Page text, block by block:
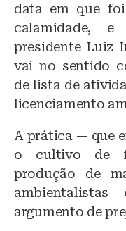
data em que
calamidade,
presidente Luiz
vai no sentido
de lista de
licenciamento
A prática — que
o cultivo de
produção de
argumento de